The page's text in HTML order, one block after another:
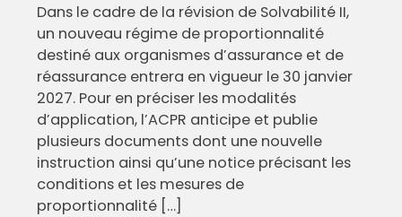
Dans le cadre de la révision de Solvabilité II,
un nouveau régime de proportionnalité
destiné aux organismes d’assurance et de
réassurance entrera en vigueur le 30 janvier
2027. Pour en préciser les modalités
d’application, l’ACPR anticipe et publie
plusieurs documents dont une nouvelle
instruction ainsi qu’une notice précisant les
conditions et les mesures de
proportionnalité […]